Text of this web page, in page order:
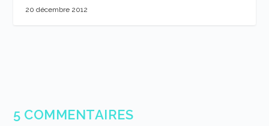
20 décembre 2012
5 COMMENTAIRES